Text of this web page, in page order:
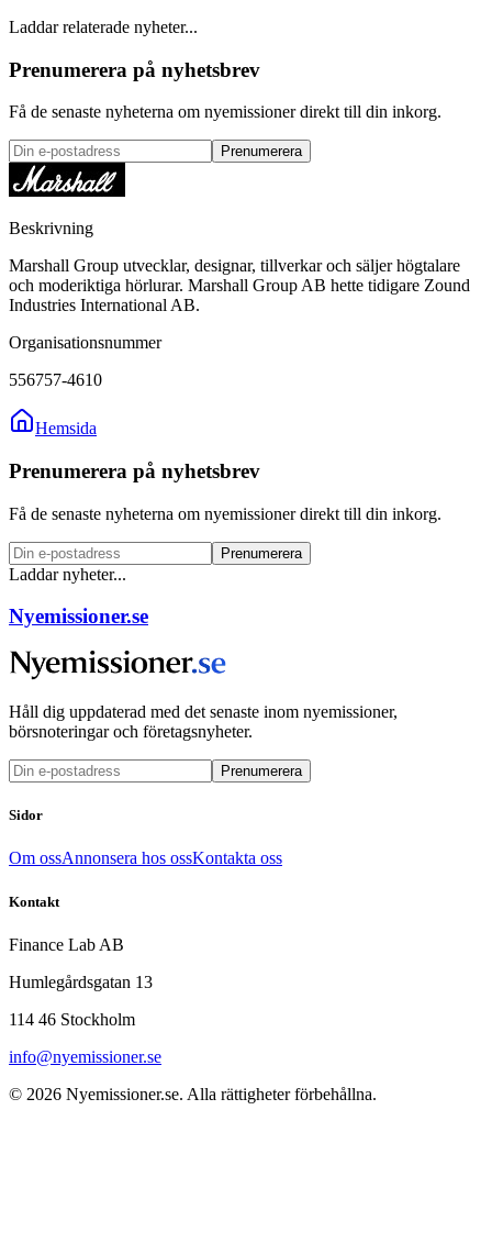
Laddar relaterade nyheter...
Prenumerera på nyhetsbrev
Få de senaste nyheterna om nyemissioner direkt till din inkorg.
Prenumerera
Beskrivning
Marshall Group utvecklar, designar, tillverkar och säljer högtalare
och moderiktiga hörlurar. Marshall Group AB hette tidigare Zound
Industries International AB.
Organisationsnummer
556757-4610
Hemsida
Prenumerera på nyhetsbrev
Få de senaste nyheterna om nyemissioner direkt till din inkorg.
Prenumerera
Laddar nyheter...
Nyemissioner.se
Håll dig uppdaterad med det senaste inom nyemissioner,
börsnoteringar och företagsnyheter.
Prenumerera
Sidor
Om ossAnnonsera hos ossKontakta oss
Kontakt
Finance Lab AB
Humlegårdsgatan 13
114 46 Stockholm
info@nyemissioner.se
© 2026 Nyemissioner.se. Alla rättigheter förbehållna.